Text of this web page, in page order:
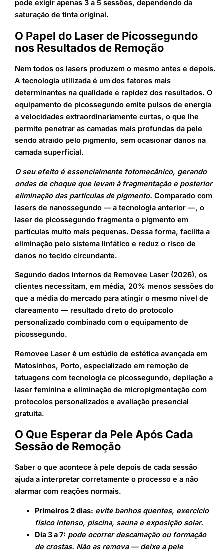
pode exigir apenas 3 a 5 sessões, dependendo da
saturação de tinta original.
O Papel do Laser de Picossegundo
nos Resultados de Remoção
Nem todos os lasers produzem o mesmo antes e depois.
A tecnologia utilizada é um dos fatores mais
determinantes na qualidade e rapidez dos resultados. O
equipamento de picossegundo emite pulsos de energia
a velocidades extraordinariamente curtas, o que lhe
permite penetrar as camadas mais profundas da pele
sendo atraído pelo pigmento, sem ocasionar danos na
camada superficial.
O seu efeito é essencialmente fotomecânico, gerando
ondas de choque que levam à fragmentação e posterior
eliminação das partículas de pigmento. Comparado com
lasers de nanossegundo — a tecnologia anterior —, o
laser de picossegundo fragmenta o pigmento em
partículas muito mais pequenas. Dessa forma, facilita a
eliminação pelo sistema linfático e reduz o risco de
danos no tecido circundante.
Segundo dados internos da Removee Laser (2026), os
clientes necessitam, em média, 20% menos sessões do
que a média do mercado para atingir o mesmo nível de
clareamento — resultado direto do protocolo
personalizado combinado com o equipamento de
picossegundo.
Removee Laser é um estúdio de estética avançada em
Matosinhos, Porto, especializado em remoção de
tatuagens com tecnologia de picossegundo, depilação a
laser feminina e eliminação de micropigmentação com
protocolos personalizados e avaliação presencial
gratuita.
O Que Esperar da Pele Após Cada
Sessão de Remoção
Saber o que acontece à pele depois de cada sessão
ajuda a interpretar corretamente o processo e a não
alarmar com reações normais.
Primeiros 2 dias: evite banhos quentes, exercício
físico intenso, piscina, sauna e exposição solar.
Dia 3 a 7: pode ocorrer descamação ou formação
de crostas. Não as remova — deixe a pele